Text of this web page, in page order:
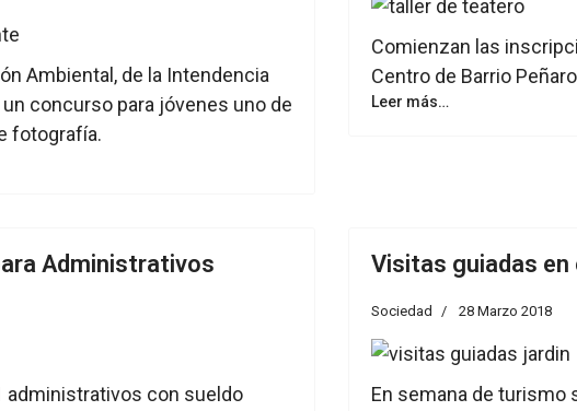
Ambiental, de la Intendencia
concurso para jóvenes uno de
fotografía.
Comienzan las
Centro de Barrio
Leer más…
Administrativos
administrativos con sueldo
Visitas guiadas en
Sociedad 28 Marzo 2018
En semana de turismo